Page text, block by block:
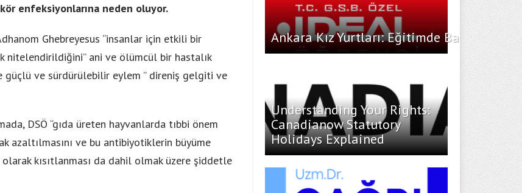
enfeksiyonlarına neden oluyor.
Ghebreyesus “insanlar için etkili bir
nitelendirildiğini” ani ve ölümcül bir hastalık
güçlü ve sürdürülebilir eylem ” direniş gelgiti ve
DSÖ “gıda üreten hayvanlarda tıbbi önem
azaltılmasını ve bu antibiyotiklerin büyüme
kısıtlanması da dahil olmak üzere şiddetle
Ankara Kız Yurtları: Eğitimde Başarı İçin
Understanding Your Rights:
Canadianow Statutory
Holidays Explained